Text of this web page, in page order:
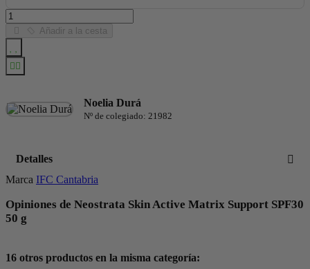
Añadir a la cesta
Noelia Durá
Nº de colegiado: 21982
Detalles
Marca IFC Cantabria
Opiniones de Neostrata Skin Active Matrix Support SPF30
50 g
16 otros productos en la misma categoría: